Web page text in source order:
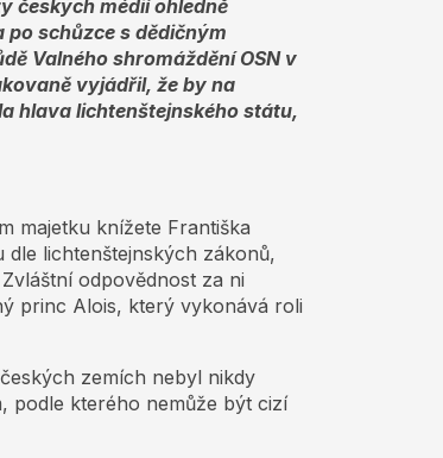
českých médií ohledně
schůzce s dědičným
Valného shromáždění OSN v
vyjádřil, že by na
hlava lichtenštejnského státu,
majetku knížete Františka
lichtenštejnských zákonů,
odpovědnost za ni
princ Alois, který vykonává roli
zemích nebyl nikdy
podle kterého nemůže být cizí